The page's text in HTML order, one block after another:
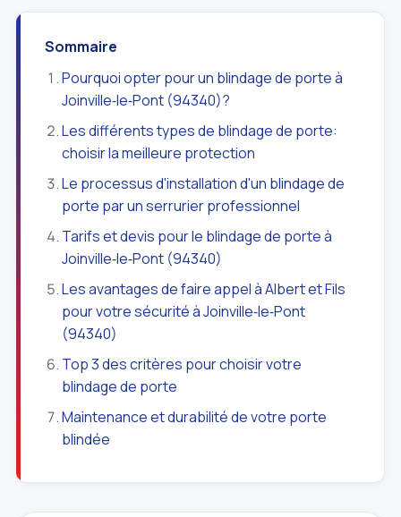
Sommaire
Pourquoi opter pour un blindage de porte à
Joinville‑le‑Pont (94340)?
Les différents types de blindage de porte:
choisir la meilleure protection
Le processus d'installation d'un blindage de
porte par un serrurier professionnel
Tarifs et devis pour le blindage de porte à
Joinville‑le‑Pont (94340)
Les avantages de faire appel à Albert et Fils
pour votre sécurité à Joinville‑le‑Pont
(94340)
Top 3 des critères pour choisir votre
blindage de porte
Maintenance et durabilité de votre porte
blindée